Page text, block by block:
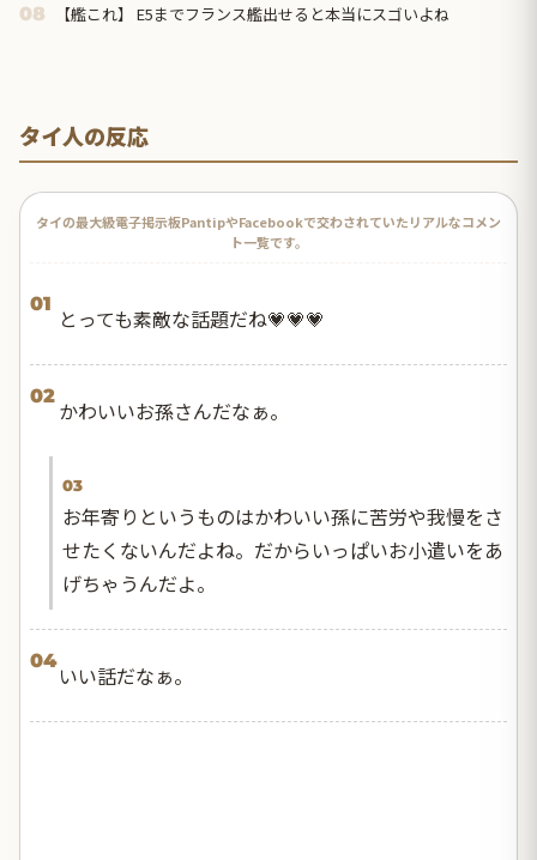
08 【艦これ】 E5までフランス艦出せると本当にスゴいよね
タイ人の反応
タイの最大級電子掲示板PantipやFacebookで交わされていたリアルなコメン
ト一覧です。
01
とっても素敵な話題だね💗💗💗
02
かわいいお孫さんだなぁ。
03
お年寄りというものはかわいい孫に苦労や我慢をさ
せたくないんだよね。だからいっぱいお小遣いをあ
げちゃうんだよ。
04
いい話だなぁ。